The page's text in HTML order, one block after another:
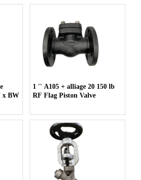
x BW
1 '' A105 + alliage 20 150 lb
RF Flag Piston Valve